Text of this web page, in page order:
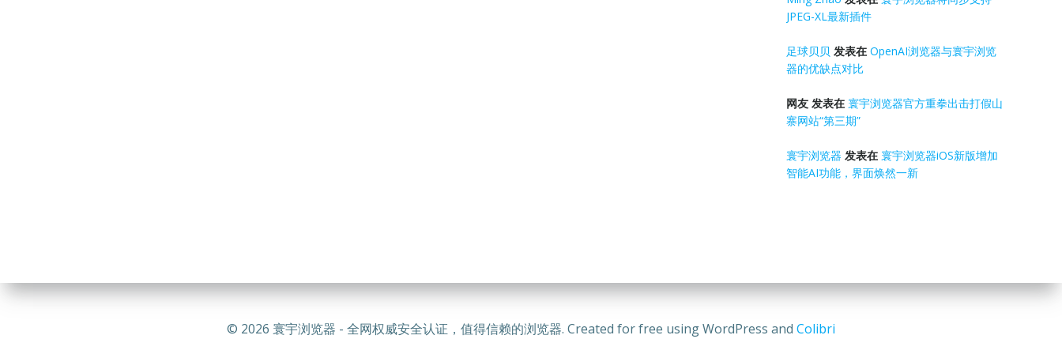
JPEG-XL最新插件
足球贝贝 发表在 OpenAI浏览器与寰宇浏览
器的优缺点对比
网友 发表在 寰宇浏览器官方重拳出击打假山
寨网站“第三期”
寰宇浏览器 发表在 寰宇浏览器iOS新版增加
智能AI功能，界面焕然一新
© 2026 寰宇浏览器 - 全网权威安全认证，值得信赖的浏览器. Created for free using WordPress and Colibri